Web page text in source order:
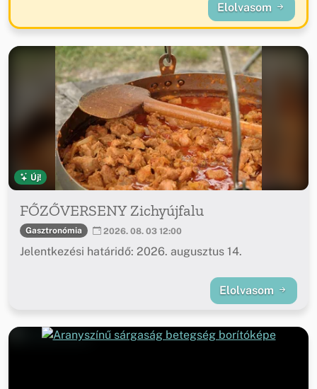
Elolvasom
Új!
FŐZŐVERSENY Zichyújfalu
Gasztronómia 2026. 08. 03 12:00
Jelentkezési határidő: 2026. augusztus 14.
Elolvasom